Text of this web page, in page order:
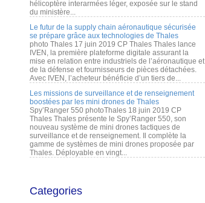
hélicoptère interarmées léger, exposée sur le stand
du ministère...
Le futur de la supply chain aéronautique sécurisée
se prépare grâce aux technologies de Thales
photo Thales 17 juin 2019 CP Thales Thales lance
IVEN, la première plateforme digitale assurant la
mise en relation entre industriels de l’aéronautique et
de la défense et fournisseurs de pièces détachées.
Avec IVEN, l’acheteur bénéficie d’un tiers de...
Les missions de surveillance et de renseignement
boostées par les mini drones de Thales
Spy’Ranger 550 photoThales 18 juin 2019 CP
Thales Thales présente le Spy’Ranger 550, son
nouveau système de mini drones tactiques de
surveillance et de renseignement. Il complète la
gamme de systèmes de mini drones proposée par
Thales. Déployable en vingt...
Categories